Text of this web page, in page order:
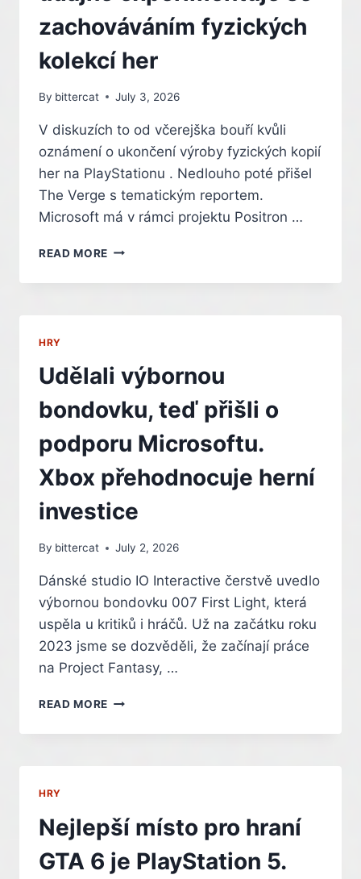
zachováváním fyzických
kolekcí her
By bittercat July 3, 2026
V diskuzích to od včerejška bouří kvůli
oznámení o ukončení výroby fyzických kopií
her na PlayStationu . Nedlouho poté přišel
The Verge s tematickým reportem.
Microsoft má v rámci projektu Positron …
READ MORE Z
DO
SE
ZACHOVÁVÁNÍM
FYZICKÝCH
KOLEKCÍ
HRY
Udělali výbornou
bondovku, teď přišli o
podporu Microsoftu.
Xbox přehodnocuje herní
investice
By bittercat July 2, 2026
Dánské studio IO Interactive čerstvě uvedlo
výbornou bondovku 007 First Light, která
uspěla u kritiků i hráčů. Už na začátku roku
2023 jsme se dozvěděli, že začínají práce
na Project Fantasy, …
READ MORE UDĚLALI
BONDOVKU,
MICROSOFTU.
XBOX
PŘEHODNOCUJE
HERNÍ
HRY
Nejlepší místo pro hraní
GTA 6 je PlayStation 5.